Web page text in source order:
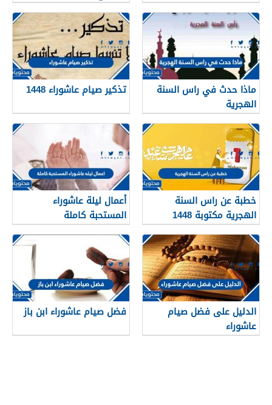
ماذا حدث في راس السنة
الهجرية
تذكير صيام عاشوراء 1448
خطبة عن راس السنة
الهجرية مكتوبة 1448
أعمال ليلة عاشوراء
المستحبة كاملة
الدليل على فضل صيام
عاشوراء
فضل صيام عاشوراء ابن باز